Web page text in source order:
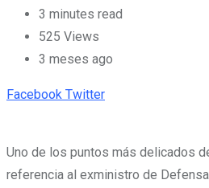
3 minutes read
525 Views
3 meses ago
Facebook TwitterPinterest
Whatsapp
Cloud
StumbleUpon
Print
Share
Uno de los puntos más delicados
referencia al exministro de